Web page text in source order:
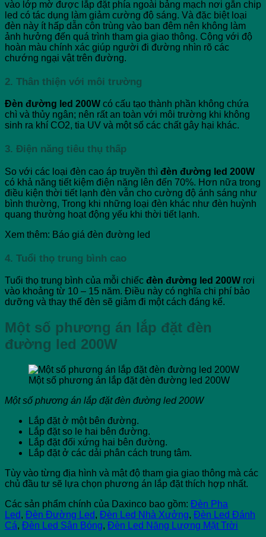
vào lớp mờ được lắp đặt phía ngoài bảng mạch nơi gắn chip
led có tác dụng làm giảm cường độ sáng. Và đặc biệt loại
đèn này ít hấp dẫn côn trùng vào ban đêm nên không làm
ảnh hưởng đến quá trình tham gia giao thông. Cộng với độ
hoàn màu chính xác giúp người đi đường nhìn rõ các
chướng ngại vật trên đường.
2. Thân thiện với môi trường
Đèn đường led 200W có cấu tạo thành phần không chứa
chì và thủy ngân; nên rất an toàn với môi trường khi không
sinh ra khí CO2, tia UV và một số các chất gây hại khác.
3. Điện năng tiêu thụ thấp
So với các loại đèn cao áp truyền thì đèn đường led 200W
có khả năng tiết kiệm điện năng lên đến 70%. Hơn nữa trong
điều kiện thời tiết lạnh đèn vẫn cho cường độ ánh sáng như
bình thường, Trong khi những loại đèn khác như đèn huỳnh
quang thường hoạt động yếu khi thời tiết lạnh.
Xem thêm: Báo giá đèn đường led
4. Tuổi thọ trung bình cao
Tuổi thọ trung bình của mỗi chiếc đèn đường led 200W rơi
vào khoảng từ 10 – 15 năm. Điều này có nghĩa chi phí bảo
dưỡng và thay thế đèn sẽ giảm đi một cách đáng kể.
Một số phương án lắp đặt đèn
đường led 200W
Một số phương án lắp đặt đèn đường led 200W
Một số phương án lắp đặt đèn đường led 200W
Lắp đặt ở một bên đường.
Lắp đặt so le hai bên đường.
Lắp đặt đối xứng hai bên đường.
Lắp đặt ở các dải phân cách trung tâm.
Tùy vào từng địa hình và mật độ tham gia giao thông mà các
chủ đầu tư sẽ lựa chọn phương án lắp đặt thích hợp nhất.
Các sản phẩm chính của Daxinco bao gồm: Đèn Pha
Led, Đèn Đường Led, Đèn Led Nhà Xưởng, Đèn Led Đánh
Cá, Đèn Led Sân Bóng, Đèn Led Năng Lượng Mặt Trời